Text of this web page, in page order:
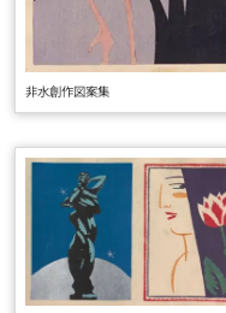
非水創作図案集